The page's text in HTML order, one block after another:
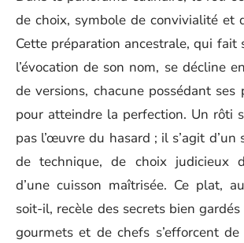
de choix, symbole de convivialité et
Cette préparation ancestrale, qui fait
l’évocation de son nom, se décline
de versions, chacune possédant ses
pour atteindre la perfection. Un rôti
pas l’œuvre du hasard ; il s’agit
de technique, de choix judicieux
d’une cuisson maîtrisée. Ce plat,
soit-il, recèle des secrets bien
gourmets et de chefs s’efforcent